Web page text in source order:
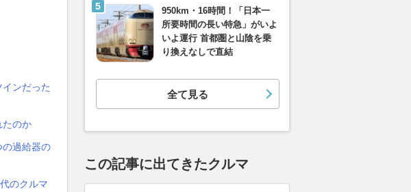
ンだった
たのか
過給器の
のクルマ
950km・16時間！「日本一
所要時間の長い特急」がいよ
いよ運行 首都圏と山陰を乗
り換えなしで直結
全て見る
この記事に出てきたクルマ